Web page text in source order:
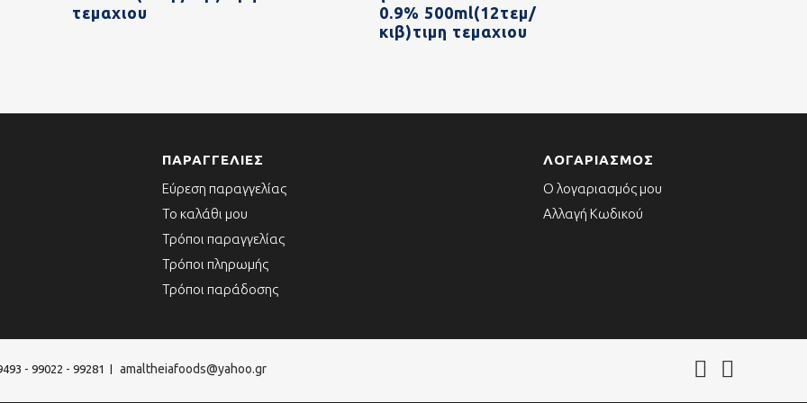
τεμαχιου
0.9% 500ml(12τεμ/
κιβ)τιμη τεμαχιου
ΠΑΡΑΓΓΕΛΊΕΣ
Εύρεση παραγγελίας
Το καλάθι μου
Τρόποι παραγγελίας
Τρόποι πληρωμής
Τρόποι παράδοσης
ΛΟΓΑΡΙΑΣΜΌΣ
Ο λογαριασμός μου
Αλλαγή Κωδικού
- 99022 - 99281 amaltheiafoods@yahoo.gr